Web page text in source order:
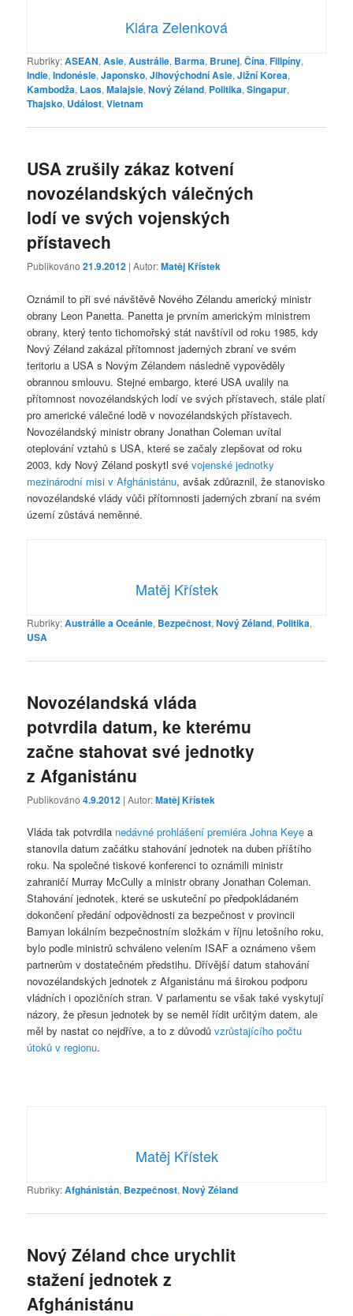
Klára Zelenková
Rubriky:ASEAN,Asie,Austrálie, Barma, Brunej,Čína,Filipíny,
Indie,Indonésie,Japonsko,Jihovýchodní Asie,Jižní Korea,
Kambodža, Laos,Malajsie,Nový Zéland, Politika,Singapur,
Thajsko, Událost,Vietnam
USA zrušily zákaz kotvení
novozélandských válečných
lodí ve svých vojenských
přístavech
Publikováno21.9.2012 | Autor:Matěj Křístek
Oznámil to při své návštěvě Nového Zélandu americký ministr
obrany Leon Panetta. Panetta je prvním americkým ministrem
obrany, který tento tichomořský stát navštívil od roku 1985, kdy
Nový Zéland zakázal přítomnost jaderných zbraní ve svém
teritoriu a USA s Novým Zélandem následně vypověděly
obrannou smlouvu. Stejné embargo, které USA uvalily na
přítomnost novozélandských lodí ve svých přístavech, stále platí
pro americké válečné lodě v novozélandských přístavech.
Novozélandský ministr obrany Jonathan Coleman uvítal
oteplování vztahů s USA, které se začaly zlepšovat od roku
2003, kdy Nový Zéland poskytl svévojenské jednotky
mezinárodní misi v Afghánistánu, avšak zdůraznil, že stanovisko
novozélandské vlády vůči přítomnosti jaderných zbraní na svém
území zůstává neměnné.
Matěj Křístek
Rubriky:Austrálie a Oceánie, Bezpečnost,Nový Zéland, Politika,
USA
Novozélandská vláda
potvrdila datum, ke kterému
začne stahovat své jednotky
z Afganistánu
Publikováno4.9.2012 | Autor:Matěj Křístek
Vláda tak potvrdila nedávné prohlášení premiéra Johna Keye a
stanovila datum začátku stahování jednotek na duben příštího
roku. Na společné tiskové konferenci to oznámili ministr
zahraničí Murray McCully a ministr obrany Jonathan Coleman.
Stahování jednotek, které se uskuteční po předpokládaném
dokončení předání odpovědnosti za bezpečnost v provincii
Bamyan lokálním bezpečnostním složkám v říjnu letošního roku,
bylo podle ministrů schváleno velením ISAF a oznámeno všem
partnerům v dostatečném předstihu. Dřívější datum stahování
novozélandských jednotek z Afganistánu má širokou podporu
vládních i opozičních stran. V parlamentu se však také vyskytují
názory, že přesun jednotek by se neměl řídit určitým datem, ale
měl by nastat co nejdříve, a to z důvodůvzrůstajícího počtu
útoků v regionu.
Matěj Křístek
Rubriky:Afghánistán, Bezpečnost,Nový Zéland
Nový Zéland chce urychlit
stažení jednotek z
Afghánistánu